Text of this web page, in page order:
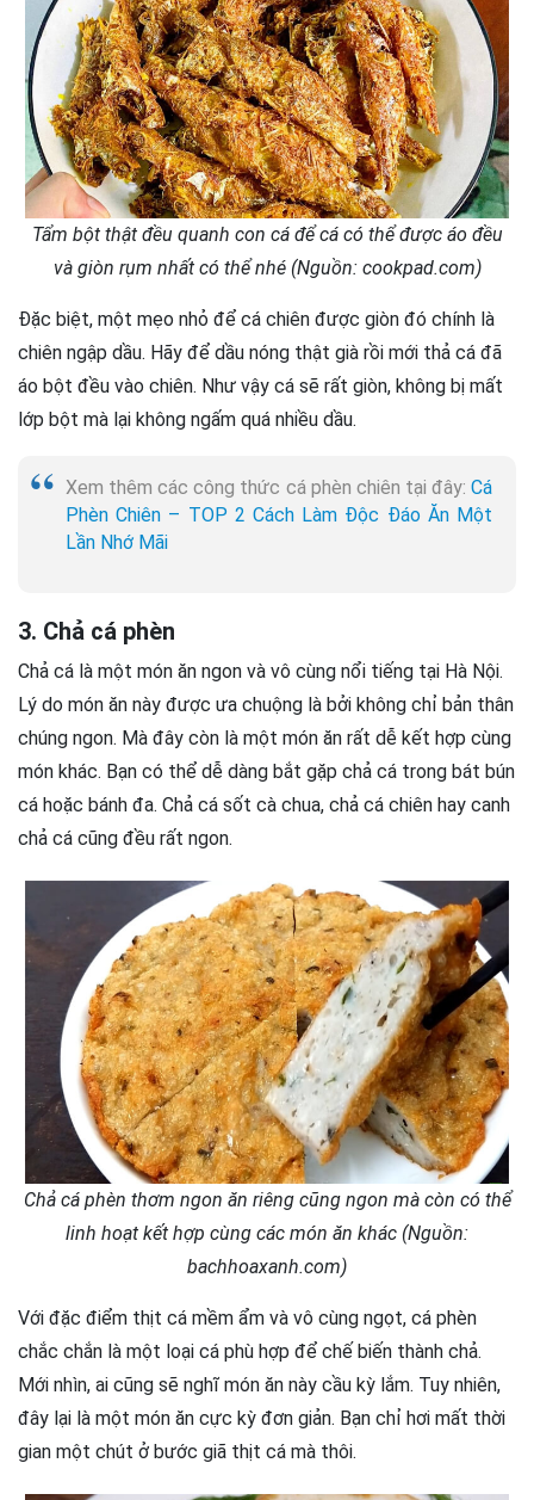
Tẩm bột thật đều quanh con cá để cá có thể được áo đều
và giòn rụm nhất có thể nhé (Nguồn: cookpad.com)
Đặc biệt, một mẹo nhỏ để cá chiên được giòn đó chính là
chiên ngập dầu. Hãy để dầu nóng thật già rồi mới thả cá đã
áo bột đều vào chiên. Như vậy cá sẽ rất giòn, không bị mất
lớp bột mà lại không ngấm quá nhiều dầu.
Xem thêm các công thức cá phèn chiên tại đây: Cá
Phèn Chiên – TOP 2 Cách Làm Độc Đáo Ăn Một
Lần Nhớ Mãi
3. Chả cá phèn
Chả cá là một món ăn ngon và vô cùng nổi tiếng tại Hà Nội.
Lý do món ăn này được ưa chuộng là bởi không chỉ bản thân
chúng ngon. Mà đây còn là một món ăn rất dễ kết hợp cùng
món khác. Bạn có thể dễ dàng bắt gặp chả cá trong bát bún
cá hoặc bánh đa. Chả cá sốt cà chua, chả cá chiên hay canh
chả cá cũng đều rất ngon.
Chả cá phèn thơm ngon ăn riêng cũng ngon mà còn có thể
linh hoạt kết hợp cùng các món ăn khác (Nguồn:
bachhoaxanh.com)
Với đặc điểm thịt cá mềm ẩm và vô cùng ngọt, cá phèn
chắc chắn là một loại cá phù hợp để chế biến thành chả.
Mới nhìn, ai cũng sẽ nghĩ món ăn này cầu kỳ lắm. Tuy nhiên,
đây lại là một món ăn cực kỳ đơn giản. Bạn chỉ hơi mất thời
gian một chút ở bước giã thịt cá mà thôi.